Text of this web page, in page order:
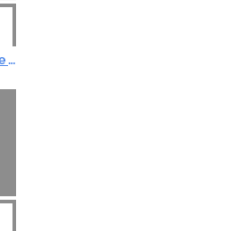
Boony Hond Lotion White Lotus - 100ml